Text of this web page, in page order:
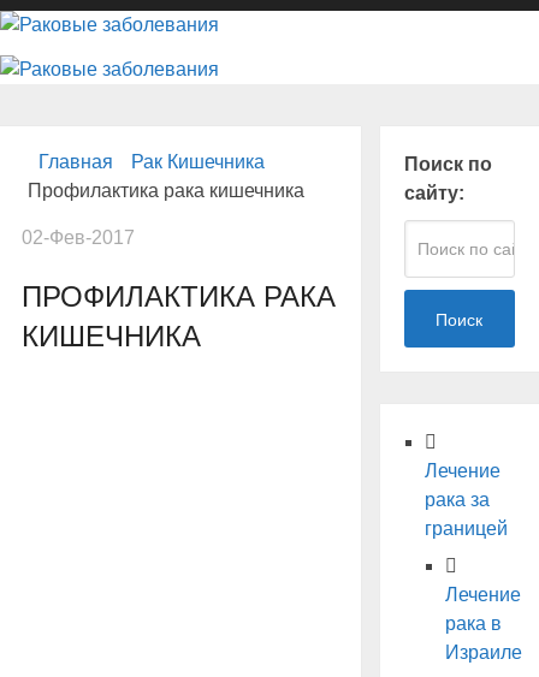
Главная
Рак Кишечника
Профилактика рака кишечника
02-Фев-2017
ПРОФИЛАКТИКА РАКА
КИШЕЧНИКА
Поиск по
сайту:
Поиск
Лечение
рака за
границей
Лечение
рака в
Израиле